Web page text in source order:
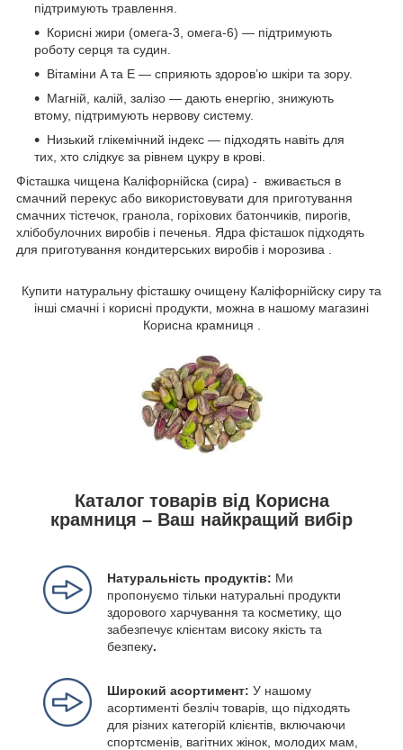
підтримують травлення.
Корисні жири (омега-3, омега-6) — підтримують
роботу серця та судин.
Вітаміни A та E — сприяють здоров’ю шкіри та зору.
Магній, калій, залізо — дають енергію, знижують
втому, підтримують нервову систему.
Низький глікемічний індекс — підходять навіть для
тих, хто слідкує за рівнем цукру в крові.
Фісташка чищена Каліфорнійска (сира) - вживається в
смачний перекус або використовувати для приготування
смачних тістечок, гранола, горіхових батончиків, пирогів,
хлібобулочних виробів і печенья. Ядра фісташок підходять
для приготування кондитерських виробів і морозива .
Купити натуральну фісташку очищену Каліфорнійску сиру та
інші смачні і корисні продукти, можна в нашому магазині
Корисна крамниця .
Каталог товарів від Корисна
крамниця – Ваш найкращий вибір
Натуральність продуктів: Ми
пропонуємо тільки натуральні продукти
здорового харчування та косметику, що
забезпечує клієнтам високу якість та
безпеку.
Широкий асортимент: У нашому
асортименті безліч товарів, що підходять
для різних категорій клієнтів, включаючи
спортсменів, вагітних жінок, молодих мам,